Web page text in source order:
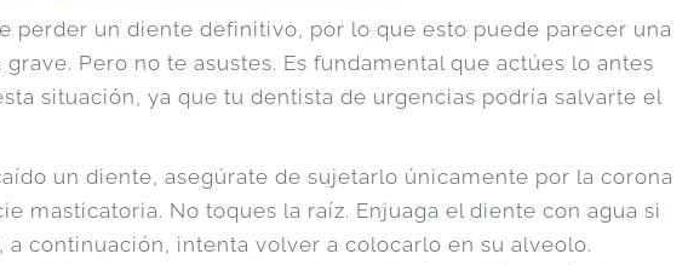
perder un diente definitivo, por lo que esto puede parecer una
Pero no te asustes. Es fundamental que actúes lo antes
situación, ya que tu dentista de urgencias podría salvarte el
un diente, asegúrate de sujetarlo únicamente por la corona
masticatoria. No toques la raíz. Enjuaga el diente con agua si
a continuación, intenta volver a colocarlo en su alveolo.